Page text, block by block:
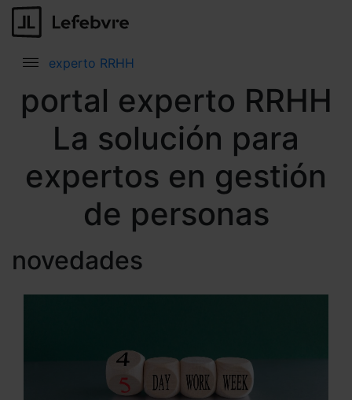
experto RRHH
portal experto RRHH
La solución para
expertos en gestión
de personas
novedades